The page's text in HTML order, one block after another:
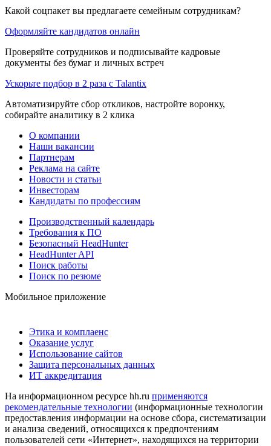
Какой соцпакет вы предлагаете семейным сотрудникам?
Оформляйте кандидатов онлайн
Проверяйте сотрудников и подписывайте кадровые
документы без бумаг и личных встреч
Ускорьте подбор в 2 раза с Talantix
Автоматизируйте сбор откликов, настройте воронку,
собирайте аналитику в 2 клика
О компании
Наши вакансии
Партнерам
Реклама на сайте
Новости и статьи
Инвесторам
Кандидаты по профессиям
Производственный календарь
Требования к ПО
Безопасный HeadHunter
HeadHunter API
Поиск работы
Поиск по резюме
Мобильное приложение
Этика и комплаенс
Оказание услуг
Использование сайтов
Защита персональных данных
ИТ аккредитация
На информационном ресурсе hh.ru применяются
рекомендательные технологии (информационные технологии
предоставления информации на основе сбора, систематизации
и анализа сведений, относящихся к предпочтениям
пользователей сети «Интернет», находящихся на территории